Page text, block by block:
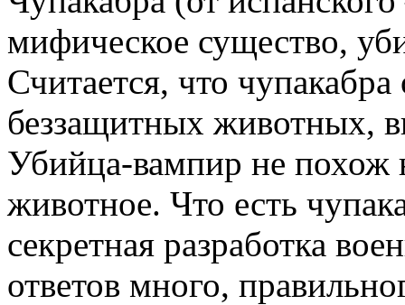
мифическое существо,
Считается, что
беззащитных животных,
Убийца-вампир не похож
животное. Что есть
секретная разработка
ответов много,